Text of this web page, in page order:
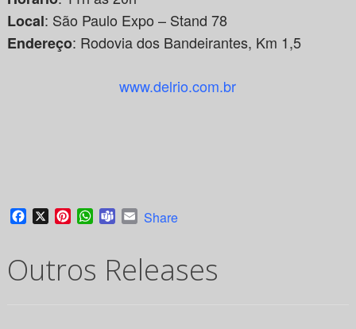
Local: São Paulo Expo – Stand 78
Endereço: Rodovia dos Bandeirantes, Km 1,5
www.delrio.com.br
Facebook
X PinterestWhatsApp
TeamsEmail
Share
Outros Releases